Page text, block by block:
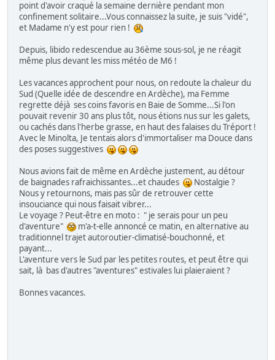
point d'avoir craqué la semaine dernière pendant mon
confinement solitaire...Vous connaissez la suite, je suis "vidé",
et Madame n'y est pour rien !
Depuis, libido redescendue au 36ème sous-sol, je ne réagit
même plus devant les miss météo de M6 !
Les vacances approchent pour nous, on redoute la chaleur du
Sud (Quelle idée de descendre en Ardèche), ma Femme
regrette déjà ses coins favoris en Baie de Somme...Si l'on
pouvait revenir 30 ans plus tôt, nous étions nus sur les galets,
ou cachés dans l'herbe grasse, en haut des falaises du Tréport !
Avec le Minolta, Je tentais alors d'immortaliser ma Douce dans
des poses suggestives
Nous avions fait de même en Ardèche justement, au détour
de baignades rafraichissantes...et chaudes
Nostalgie ?
Nous y retournons, mais pas sûr de retrouver cette
insouciance qui nous faisait vibrer...
Le voyage ? Peut-être en moto : " je serais pour un peu
d'aventure"
m'a-t-elle annoncé ce matin, en alternative au
traditionnel trajet autoroutier-climatisé-bouchonné, et
payant...
L'aventure vers le Sud par les petites routes, et peut être qui
sait, là bas d'autres "aventures" estivales lui plaieraient ?
Bonnes vacances.